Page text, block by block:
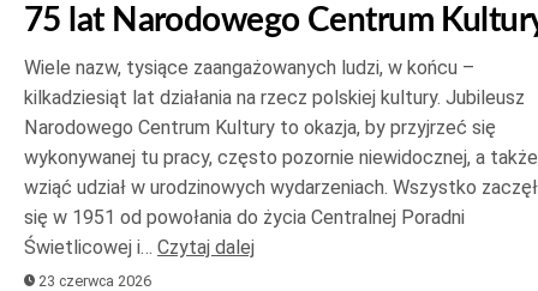
75 lat Narodowego Centrum
Wiele nazw, tysiące zaangażowanych ludzi, w końcu –
kilkadziesiąt lat działania na rzecz polskiej kultury. Jubileusz
Narodowego Centrum Kultury to okazja, by przyjrzeć się
wykonywanej tu pracy, często pozornie niewidocznej, a także
wziąć udział w urodzinowych wydarzeniach. Wszystko
się w 1951 od powołania do życia Centralnej Poradni
Świetlicowej i… Czytaj dalej
23 czerwca 2026